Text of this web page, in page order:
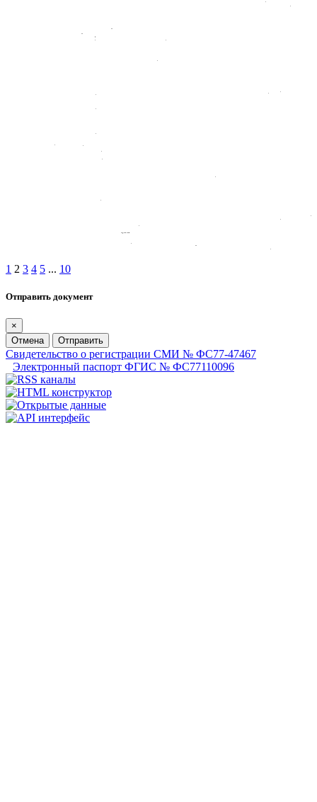
1 2 3 4 5 ... 10
Отправить документ
×
Отмена
Отправить
Свидетельство о регистрации СМИ № ФС77-47467
Электронный паспорт ФГИС № ФС77110096